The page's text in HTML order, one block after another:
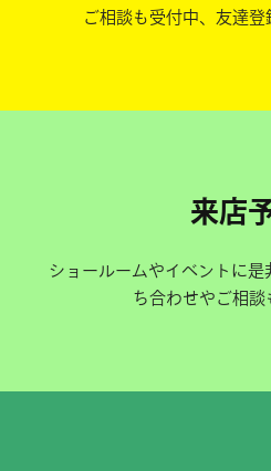
ご相談も受付中、友達登
来店
ショールームやイベントに
ち合わせやご相談